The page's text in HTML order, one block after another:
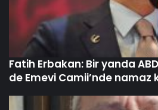
Fatih Erbakan: Bir yanda
de Emevi Camii’nde namaz